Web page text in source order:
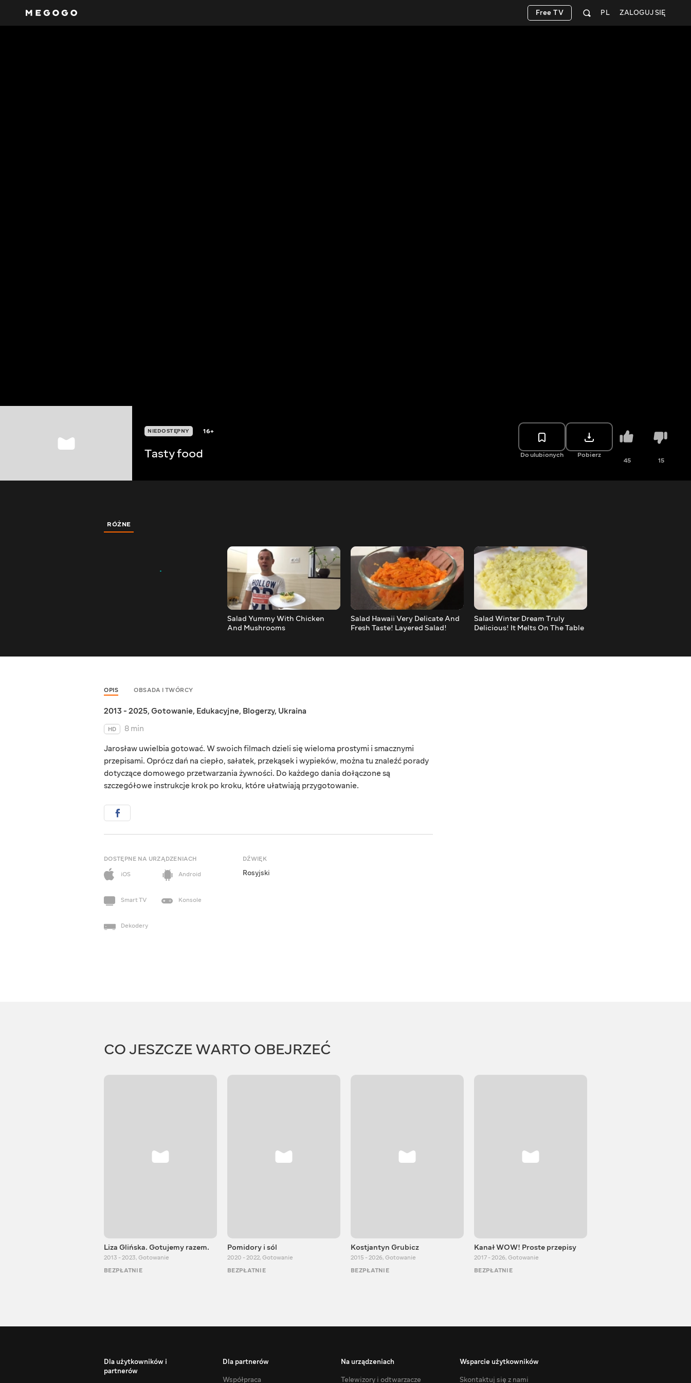
ZALOGUJ SIĘ
PL
Free TV
NIEDOSTĘPNY 16+
Тasty food Do ulubionych Pobierz
45 15
RÓŻNE
Salad Yummy With Chicken
And Mushrooms
Salad Hawaii Very Delicate And
Fresh Taste! Layered Salad!
Salad Winter Dream Truly
Delicious! It Melts On The Table
OPIS OBSADA I TWÓRCY
2013 - 2025, Gotowanie, Edukacyjne, Blogerzy, Ukraina
HD
8 min
Jarosław uwielbia gotować. W swoich filmach dzieli się wieloma prostymi i smacznymi
przepisami. Oprócz dań na ciepło, sałatek, przekąsek i wypieków, można tu znaleźć porady
dotyczące domowego przetwarzania żywności. Do każdego dania dołączone są
szczegółowe instrukcje krok po kroku, które ułatwiają przygotowanie.
DOSTĘPNE NA URZĄDZENIACH
iOS
Android
Smart TV Konsole
Dekodery
DŹWIĘK
Rosyjski
CO JESZCZE WARTO OBEJRZEĆ
Liza Glińska. Gotujemy razem.
2013 - 2023, Gotowanie
BEZPŁATNIE
Pomidory i sól
2020 - 2022, Gotowanie
BEZPŁATNIE
Kostjantyn Grubicz
2015 - 2026, Gotowanie
BEZPŁATNIE
Kanał WOW! Proste przepisy
2017 - 2026, Gotowanie
BEZPŁATNIE
Dla użytkowników i
partnerów
Dla partnerów
Współpraca
Na urządzeniach
Telewizory i odtwarzacze
Wsparcie użytkowników
Skontaktuj się z nami